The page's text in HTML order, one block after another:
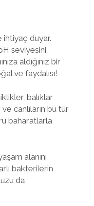
ihtiyaç duyar.
seviyesini
aldığınız bir
ve faydalısı!
balıklar
canlıların bu tür
baharatlarla
alanını
bakterilerin
da